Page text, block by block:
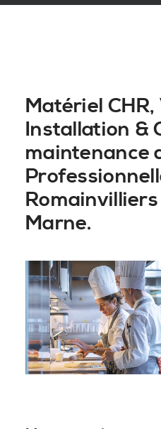
Matériel CHR,
Installation &
maintenance
Marne.